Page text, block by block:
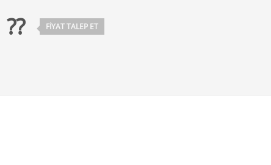
?? FIYAT TALEP ET